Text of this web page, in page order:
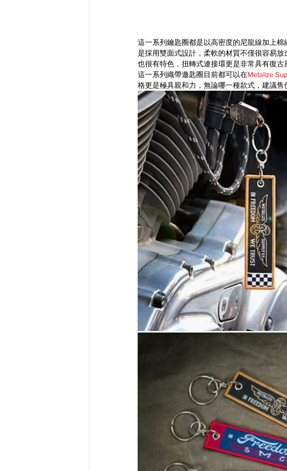
這一系列鑰匙圈都是以高密度的尼龍線加上
是採用雙面式設計，柔軟的材質不僅很容易
也很有特色，扭轉式連接環更是非常具有復古
這一系列織帶邀匙圈目前都可以在Metalize
格更是極具親和力，無論哪一種款式，建議售